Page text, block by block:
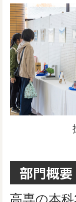
部門概要
高専の本